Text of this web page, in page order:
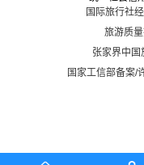
国际旅行社
旅游质
张家界中国
国家工信部备案/